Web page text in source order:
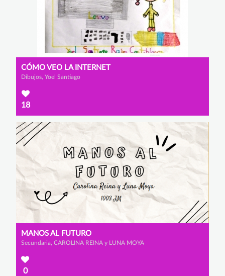
CÓMO VEO LA INTERNET
Dibujos, Yoel Santiago
18
MANOS AL FUTURO
Secundaria, CAROLINA REINA y LUNA MOYA
0